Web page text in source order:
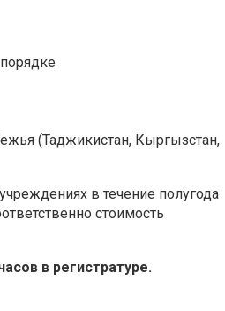
(Таджикистан, Кыргызстан,
в течение полугода
стоимость
в регистратуре.